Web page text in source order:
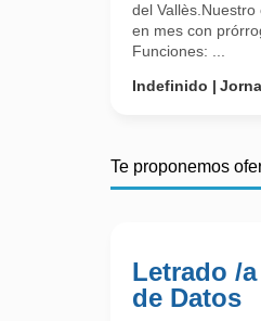
del
en mes con
Funciones: ...
Indefinido
Te proponemos
Letrado /
de Datos